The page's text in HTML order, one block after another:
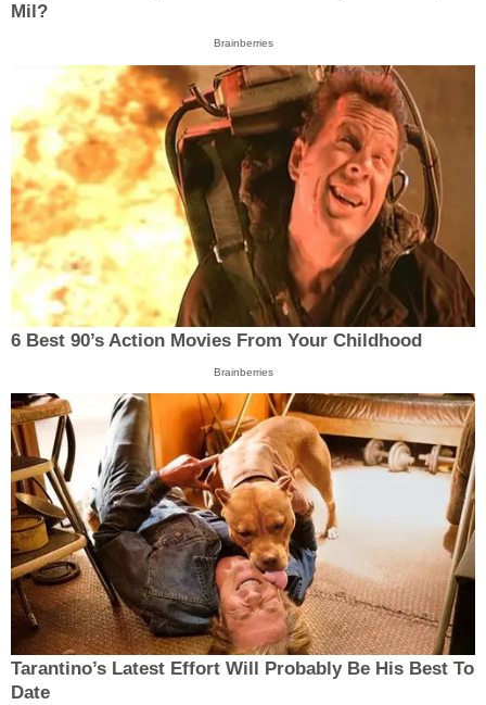
Mil?
Brainberries
6 Best 90’s Action Movies From Your Childhood
Brainberries
Tarantino’s Latest Effort Will Probably Be His Best To
Date